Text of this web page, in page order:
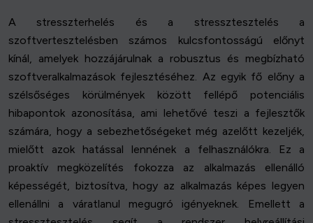
A stresszterhelés és a stressztesztelés a
szoftvertesztelésben számos kulcsfontosságú előnyt
kínál, amelyek hozzájárulnak a robusztus és megbízható
szoftveralkalmazások fejlesztéséhez. Az egyik fő előny a
szélsőséges körülmények között fellépő potenciális
hibapontok azonosítása, ami lehetővé teszi a fejlesztők
számára, hogy a sebezhetőségeket még azelőtt kezeljék,
mielőtt azok hatással lennének a felhasználókra. Ez a
proaktív megközelítés fokozza az alkalmazás ellenálló
képességét, biztosítva, hogy az alkalmazás képes legyen
ellenállni a váratlanul megugró igényeknek. Emellett a